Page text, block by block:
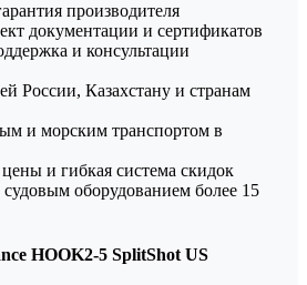
производителя
документации и сертификатов
и консультации
России, Казахстану и странам
и морским транспортом в
и гибкая система скидок
оборудованием более 15
HOOK2-5 SplitShot US